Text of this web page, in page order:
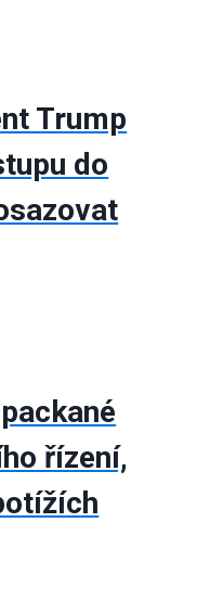
Trump
do
řízení,